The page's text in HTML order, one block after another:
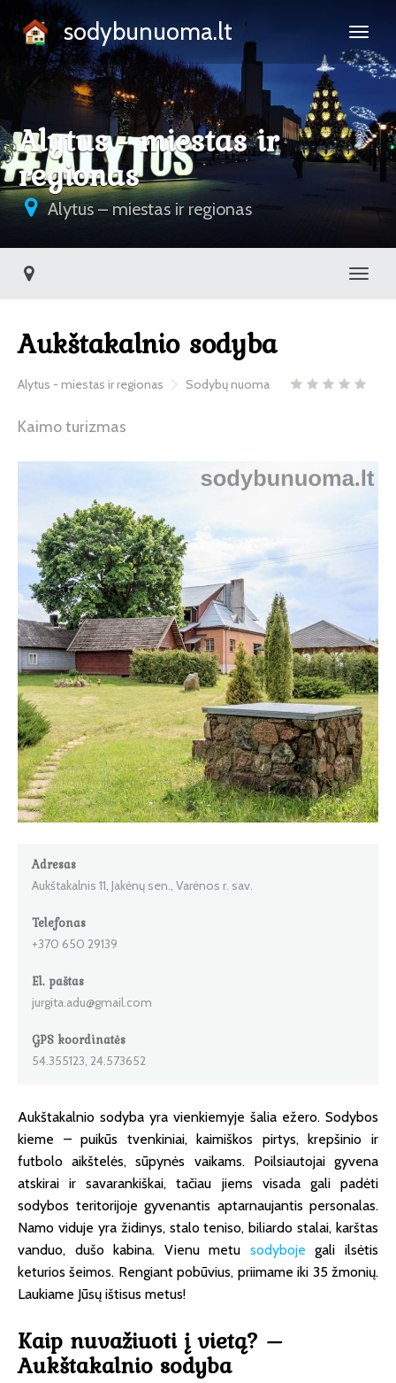
sodybunuoma.lt
Alytus - miestas ir
regionas
Alytus – miestas ir regionas
Aukštakalnio sodyba
Alytus - miestas ir regionas Sodybų nuoma
Kaimo turizmas
Adresas
Aukštakalnis 11, Jakėnų sen., Varėnos r. sav.
Telefonas
+370 650 29139
El. paštas
jurgita.adu@gmail.com
GPS koordinatės
54.355123, 24.573652
Aukštakalnio sodyba yra vienkiemyje šalia ežero. Sodybos
kieme – puikūs tvenkiniai, kaimiškos pirtys, krepšinio ir
futbolo aikštelės, sūpynės vaikams. Poilsiautojai gyvena
atskirai ir savarankiškai, tačiau jiems visada gali padėti
sodybos teritorijoje gyvenantis aptarnaujantis personalas.
Namo viduje yra židinys, stalo teniso, biliardo stalai, karštas
vanduo, dušo kabina. Vienu metu sodyboje gali ilsėtis
keturios šeimos. Rengiant pobūvius, priimame iki 35 žmonių.
Laukiame Jūsų ištisus metus!
Kaip nuvažiuoti į vietą? –
Aukštakalnio sodyba